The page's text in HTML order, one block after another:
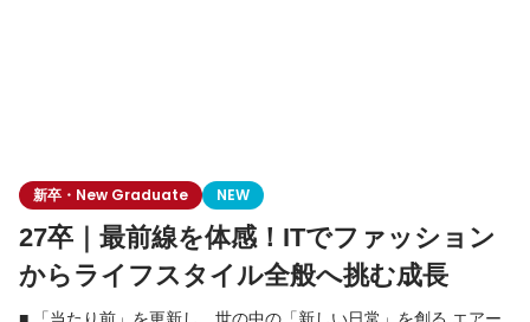
新卒・New Graduate NEW
27卒｜最前線を体感！ITでファッション
からライフスタイル全般へ挑む成長
■ 「当たり前」を更新し、世の中の「新しい日常」を創る エアー